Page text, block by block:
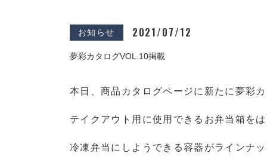
お知らせ 2021/07/12
夢彩カタログVOL.10掲載
本日、商品カタログページに新たに夢彩
テイクアウト用に使用できるお弁当箱を
冷凍弁当にしようできる容器がラインナッ